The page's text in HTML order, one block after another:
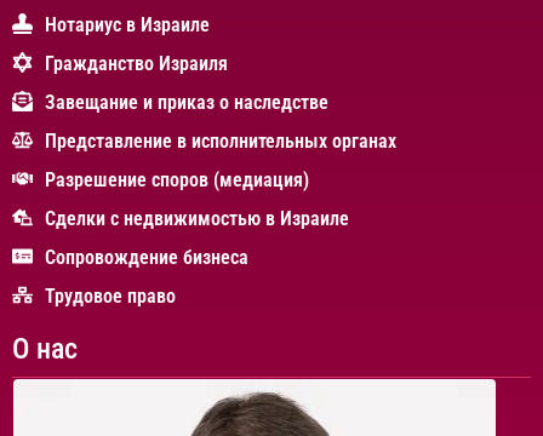
Нотариус в Израиле
Гражданство Израиля
Завещание и приказ о наследстве
Представление в исполнительных органах
Разрешение споров (медиация)
Сделки с недвижимостью в Израиле
Сопровождение бизнеса
Трудовое право
О нас